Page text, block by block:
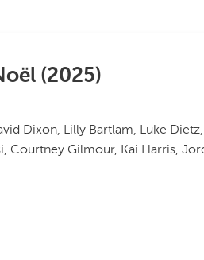
(2025)
Dixon, Lilly Bartlam, Luke
Courtney Gilmour, Kai Harris,